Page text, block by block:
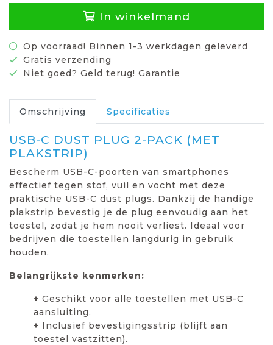
In winkelmand
Op voorraad! Binnen 1-3 werkdagen geleverd
Gratis verzending
Niet goed? Geld terug! Garantie
Omschrijving Specificaties
USB-C DUST PLUG 2-PACK (MET
PLAKSTRIP)
Bescherm USB-C-poorten van smartphones
effectief tegen stof, vuil en vocht met deze
praktische USB-C dust plugs. Dankzij de handige
plakstrip bevestig je de plug eenvoudig aan het
toestel, zodat je hem nooit verliest. Ideaal voor
bedrijven die toestellen langdurig in gebruik
houden.
Belangrijkste kenmerken:
+ Geschikt voor alle toestellen met USB-C
aansluiting.
+ Inclusief bevestigingsstrip (blijft aan
toestel vastzitten).